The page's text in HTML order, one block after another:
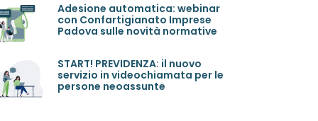
Adesione automatica: webinar
con Confartigianato Imprese
Padova sulle novità normative
START! PREVIDENZA: il nuovo
servizio in videochiamata per le
persone neoassunte